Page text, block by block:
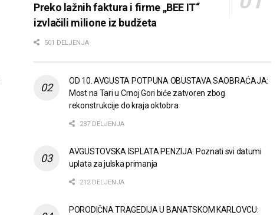
Preko lažnih faktura i firme „BEE IT“
izvlačili milione iz budžeta
501 DELJENJA
OD 10. AVGUSTA POTPUNA OBUSTAVA SAOBRAĆAJA:
Most na Tari u Crnoj Gori biće zatvoren zbog
rekonstrukcije do kraja oktobra
237 DELJENJA
AVGUSTOVSKA ISPLATA PENZIJA: Poznati svi datumi
uplata za julska primanja
212 DELJENJA
PORODIČNA TRAGEDIJA U BANATSKOM KARLOVCU: